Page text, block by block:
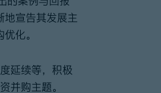
地宣告其发展主
化。
延续等，积极
并购主题。